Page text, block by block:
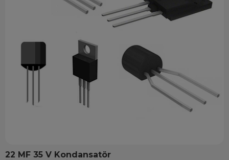
22 MF 35 V Kondansatör